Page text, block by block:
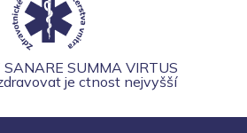
SANARE SUMMA VIRTUS
je ctnost nejvyšší